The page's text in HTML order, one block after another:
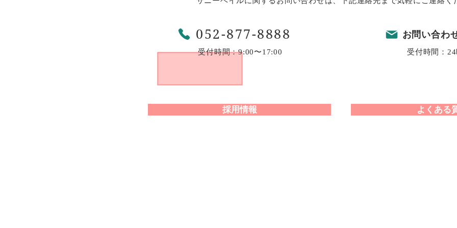
受付時間：9:00〜17:00
052-877-8888
受付時間：24
お問い合わ
採用情報 よくある